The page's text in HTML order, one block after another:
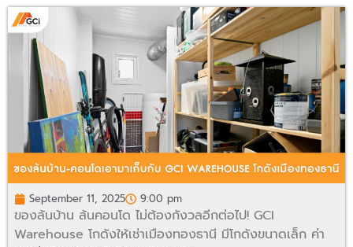
September 11, 2025 9:00 pm
ของล้นบ้าน ล้นคอนโด ไม่ต้องกังวลอีกต่อไป! GCI
Warehouse โกดังให้เช่าเมืองทองธานี มีโกดังขนาดเล็ก ค่า